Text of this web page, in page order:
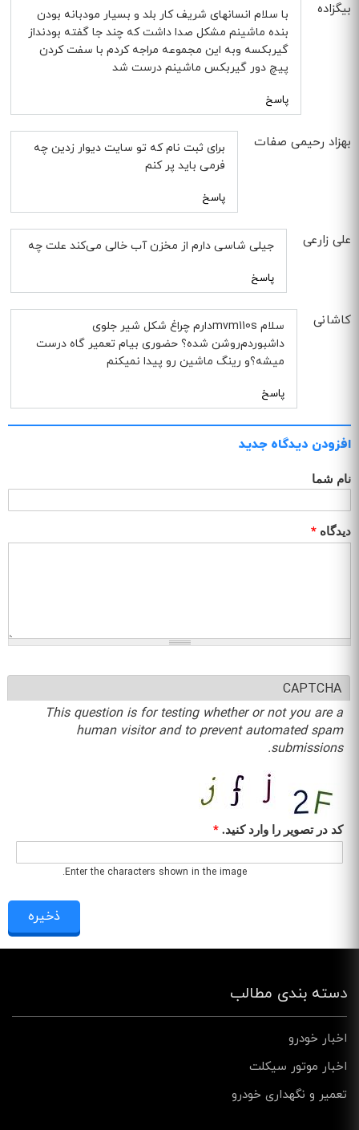
بیگزاده
با سلام انسانهای شریف کار بلد و بسیار مودبانه بودن
بنده ماشینم مشکل صدا داشت که چند جا گفته بودنداز
گیربکسه وبه این مجموعه مراجه کردم با سفت کردن
پیچ دور گیربکس ماشینم درست شد
پاسخ
بهزاد رحیمی صفات
برای ثبت نام که تو سایت دیوار زدین چه
فرمی باید پر کنم
پاسخ
علی زارعی جیلی شاسی دارم از مخزن آب خالی می‌کند علت چه
پاسخ
کاشانی
سلام mvm110sدارم چراغ شکل شیر جلوی
داشبوردم‌روشن شده؟ حضوری بیام تعمیر گاه درست
میشه؟و رینگ ماشین رو پیدا نمیکنم
پاسخ
افزودن دیدگاه جدید
نام شما
دیدگاه *
CAPTCHA
This question is for testing whether or not you are a
human visitor and to prevent automated spam
submissions.
کد در تصویر را وارد کنید.*
Enter the characters shown in the image.
دسته بندی مطالب
اخبار خودرو
اخبار موتور سیکلت
تعمیر و نگهداری خودرو